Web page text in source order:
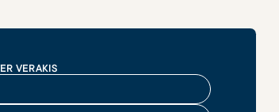
VERAKIS